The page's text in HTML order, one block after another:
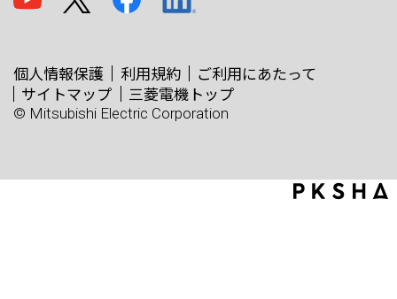
個人情報保護 利用規約
ご利用にあたって
サイトマップ
三菱電機トップ
© Mitsubishi Electric Corporation